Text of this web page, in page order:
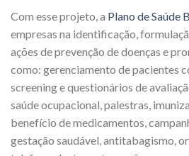
Com esse projeto, a Plano de Saúde
empresas na identificação,
ações de prevenção de doenças e
como: gerenciamento de pacientes
screening e questionários de
saúde ocupacional, palestras,
benefício de medicamentos,
gestação saudável, antitabagismo,